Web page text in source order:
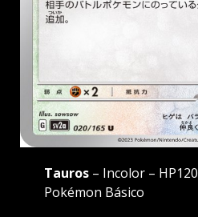
Tauros – Incolor – HP120
Pokémon Básico